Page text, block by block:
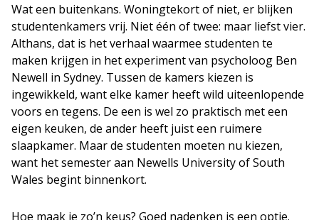
Wat een buitenkans. Woningtekort of niet, er blijken
studentenkamers vrij. Niet één of twee: maar liefst vier.
Althans, dat is het verhaal waarmee studenten te
maken krijgen in het experiment van psycholoog Ben
Newell in Sydney. Tussen de kamers kiezen is
ingewikkeld, want elke kamer heeft wild uiteenlopende
voors en tegens. De een is wel zo praktisch met een
eigen keuken, de ander heeft juist een ruimere
slaapkamer. Maar de studenten moeten nu kiezen,
want het semester aan Newells University of South
Wales begint binnenkort.
Hoe maak je zo’n keus? Goed nadenken is een optie.